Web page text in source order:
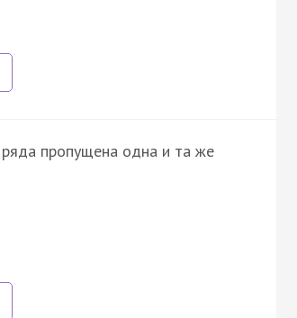
пропущена одна и та же